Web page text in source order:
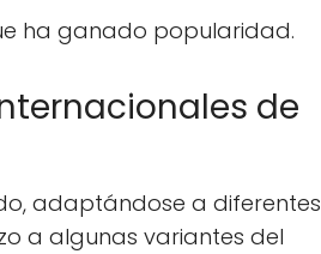
ha ganado popularidad.
de
adaptándose a diferentes
a algunas variantes del